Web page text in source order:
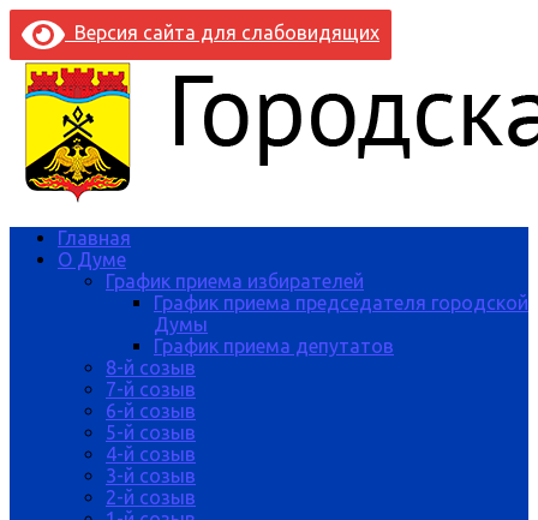
Версия сайта для слабовидящих
Главная
О Думе
График приема избирателей
График приема председателя городской
Думы
График приема депутатов
8-й созыв
7-й созыв
6-й созыв
5-й созыв
4-й созыв
3-й созыв
2-й созыв